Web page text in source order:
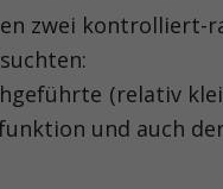
zwei
(relativ
und auch